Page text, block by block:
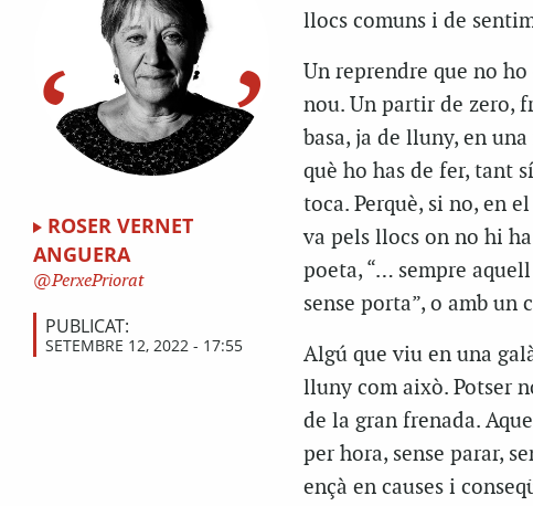
ROSER VERNET
ANGUERA
PerxePriorat
PUBLICAT:
SETEMBRE 12, 2022 - 17:55
llocs comuns i de
Un reprendre que no ho
nou. Un partir de zero,
basa, ja de lluny, en
què ho has de fer, tant
toca. Perquè, si no, en
va pels llocs on no hi
poeta, “… sempre
sense porta”, o amb un
Algú que viu en una
lluny com això. Potser
de la gran frenada.
per hora, sense parar,
ençà en causes i